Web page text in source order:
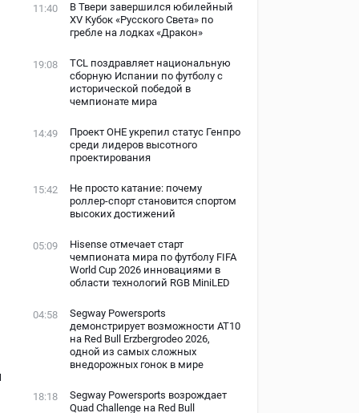
11:40
В Твери завершился юбилейный
XV Кубок «Русского Света» по
гребле на лодках «Дракон»
19:08
TCL поздравляет национальную
сборную Испании по футболу с
исторической победой в
чемпионате мира
14:49
Проект ОНЕ укрепил статус Генпро
среди лидеров высотного
проектирования
15:42
Не просто катание: почему
роллер-спорт становится спортом
высоких достижений
05:09
Hisense отмечает старт
чемпионата мира по футболу FIFA
World Cup 2026 инновациями в
области технологий RGB MiniLED
04:58
Segway Powersports
демонстрирует возможности AT10
на Red Bull Erzbergrodeo 2026,
одной из самых сложных
внедорожных гонок в мире
18:18
Segway Powersports возрождает
Quad Challenge на Red Bull